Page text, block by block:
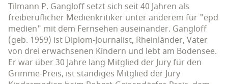
Tilmann P. Gangloff setzt sich seit 40 Jahren als
freiberuflicher Medienkritiker unter anderem für "epd
medien" mit dem Fernsehen auseinander. Gangloff
(geb. 1959) ist Diplom-Journalist, Rheinländer, Vater
von drei erwachsenen Kindern und lebt am Bodensee.
Er war über 30 Jahre lang Mitglied der Jury für den
Grimme-Preis, ist ständiges Mitglied der Jury